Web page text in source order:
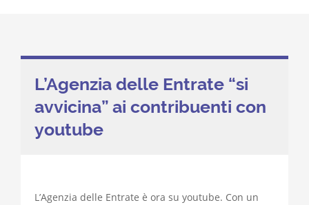
L’Agenzia delle Entrate “si
avvicina” ai contribuenti con
youtube
L’Agenzia delle Entrate è ora su youtube. Con un